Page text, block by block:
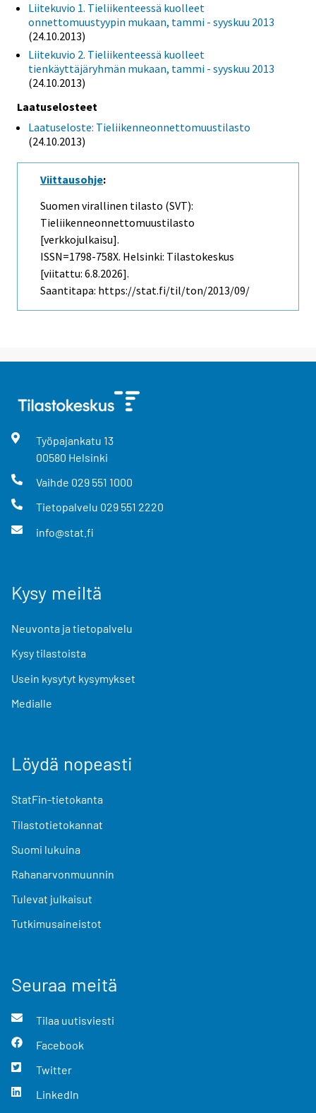
Liitekuvio 1. Tieliikenteessä kuolleet
onnettomuustyypin mukaan, tammi - syyskuu 2013
(24.10.2013)
Liitekuvio 2. Tieliikenteessä kuolleet
tienkäyttäjäryhmän mukaan, tammi - syyskuu 2013
(24.10.2013)
Laatuselosteet
Laatuseloste: Tieliikenneonnettomuustilasto
(24.10.2013)
Viittausohje:
Suomen virallinen tilasto (SVT):
Tieliikenneonnettomuustilasto
[verkkojulkaisu].
ISSN=1798-758X. Helsinki: Tilastokeskus
[viitattu: 6.8.2026].
Saantitapa: https://stat.fi/til/ton/2013/09/
Työpajankatu 13
00580 Helsinki
Vaihde 029 551 1000
Tietopalvelu 029 551 2220
info@stat.fi
Kysy meiltä
Neuvonta ja tietopalvelu
Kysy tilastoista
Usein kysytyt kysymykset
Medialle
Löydä nopeasti
StatFin-tietokanta
Tilastotietokannat
Suomi lukuina
Rahanarvonmuunnin
Tulevat julkaisut
Tutkimusaineistot
Seuraa meitä
Tilaa uutisviesti
Facebook
Twitter
LinkedIn